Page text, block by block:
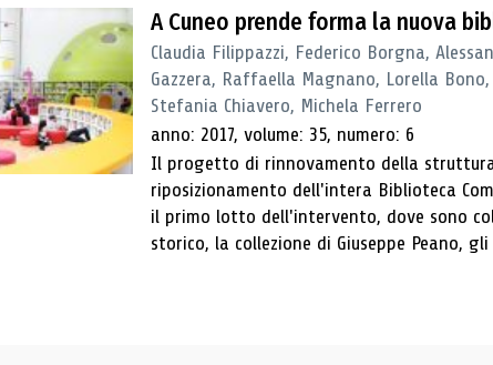
A Cuneo prende forma la nuova
Claudia Filippazzi, Federico Borgna,
Gazzera, Raffaella Magnano, Lorella
Stefania Chiavero, Michela Ferrero
anno: 2017, volume: 35, numero: 6
Il progetto di rinnovamento della struttura
riposizionamento dell'intera Biblioteca
il primo lotto dell'intervento, dove sono
storico, la collezione di Giuseppe Peano,